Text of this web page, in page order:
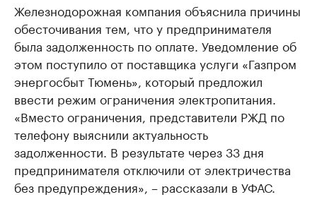
Железнодорожная компания объяснила причины
обесточивания тем, что у предпринимателя
была задолженность по оплате. Уведомление об
этом поступило от поставщика услуги «Газпром
энергосбыт Тюмень», который предложил
ввести режим ограничения электропитания.
«Вместо ограничения, представители РЖД по
телефону выяснили актуальность
задолженности. В результате через 33 дня
предпринимателя отключили от электричества
без предупреждения», – рассказали в УФАС.